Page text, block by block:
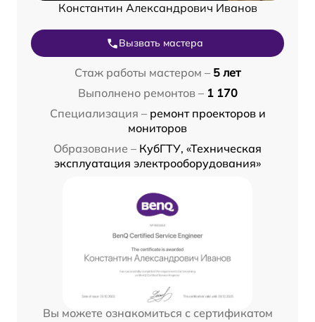
Константин Александрович Иванов
Вызвать мастера
Стаж работы мастером – 5 лет
Выполнено ремонтов – 1 170
Специализация – ремонт проекторов и
мониторов
Образование – КубГТУ, «Техническая
эксплуатация электрооборудования»
Вы можете ознакомиться с сертификатом